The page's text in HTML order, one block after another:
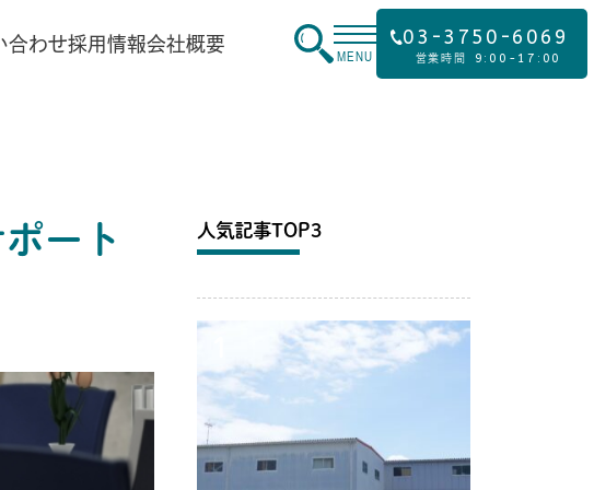
合わせ採用情報会社概要
MENU
03-3750-6069
営業時間 9:00-17:00
ート 人気記事TOP3